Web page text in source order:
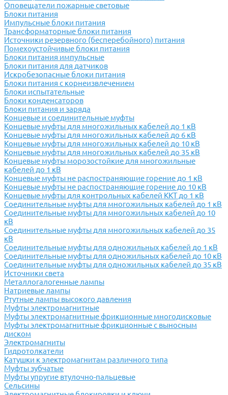
Оповещатели пожарные световые
Блоки питания
Импульсные блоки питания
Трансформаторные блоки питания
Источники резервного (бесперебойного) питания
Помехоустойчивые блоки питания
Блоки питания импульсные
Блоки питания для датчиков
Искробезопасные блоки питания
Блоки питания с корнеизвлечением
Блоки испытательные
Блоки конденсаторов
Блоки питания и заряда
Концевые и соединительные муфты
Концевые муфты для многожильных кабелей до 1 кВ
Концевые муфты для многожильных кабелей до 6 кВ
Концевые муфты для многожильных кабелей до 10 кВ
Концевые муфты для многожильных кабелей до 35 кВ
Концевые муфты морозостойкие для многожильные
кабелей до 1 кВ
Концевые муфты не распостраняющие горение до 1 кВ
Концевые муфты не распостраняющие горение до 10 кВ
Концевые муфты для контрольных кабелей ККТ до 1 кВ
Соединительные муфты для многожильных кабелей до 1 кВ
Соединительные муфты для многожильных кабелей до 10
кВ
Соединительные муфты для многожильных кабелей до 35
кВ
Соединительные муфты для одножильных кабелей до 1 кВ
Соединительные муфты для одножильных кабелей до 10 кВ
Соединительные муфты для одножильных кабелей до 35 кВ
Источники света
Металлогалогенные лампы
Натриевые лампы
Ртутные лампы высокого давления
Муфты электромагнитные
Муфты электромагнитные фрикционные многодисковые
Муфты электромагнитные фрикционные с выносным
диском
Электромагниты
Гидротолкатели
Катушки к электромагнитам различного типа
Муфты зубчатые
Муфты упругие втулочно-пальцевые
Сельсины